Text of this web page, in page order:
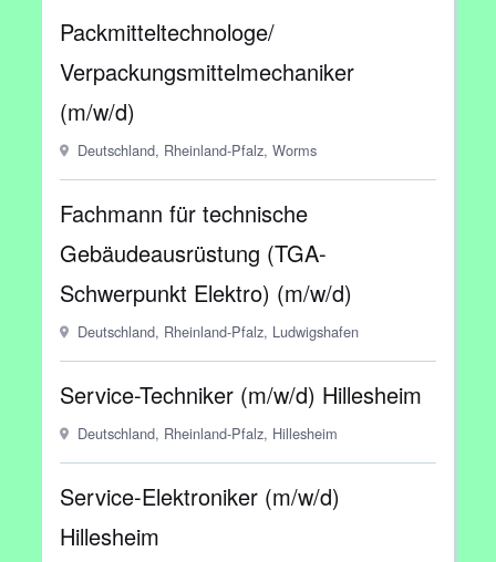
Packmitteltechnologe/
Verpackungsmittelmechaniker
(m/w/d)
Deutschland, Rheinland-Pfalz, Worms
Fachmann für technische
Gebäudeausrüstung (TGA-
Schwerpunkt Elektro) (m/w/d)
Deutschland, Rheinland-Pfalz, Ludwigshafen
Service-Techniker (m/w/d) Hillesheim
Deutschland, Rheinland-Pfalz, Hillesheim
Service-Elektroniker (m/w/d)
Hillesheim